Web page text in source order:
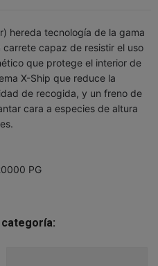
hereda tecnología de la gama
capaz de resistir el uso
que protege el interior de
X-Ship que reduce la
de recogida, y un freno de
cara a especies de altura
PG